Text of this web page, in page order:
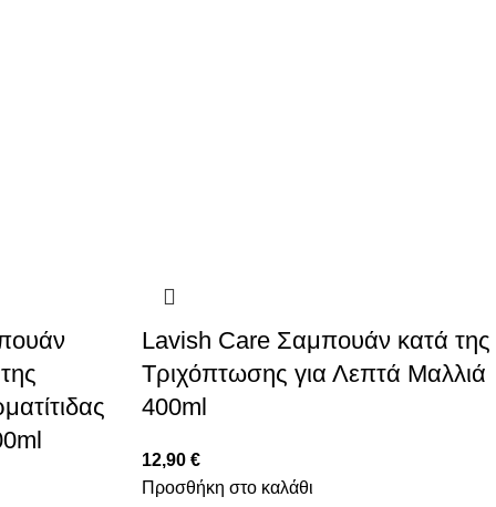
Lavish Care Σαμπουάν κατά της
Τριχόπτωσης για Λεπτά Μαλλιά
400ml
12,90 €
Προσθήκη στο καλάθι